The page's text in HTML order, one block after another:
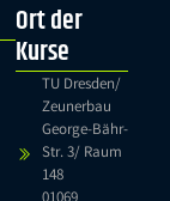
Ort der
Kurse
TU Dresden/
Zeunerbau
George-Bähr-
Str. 3/ Raum
148